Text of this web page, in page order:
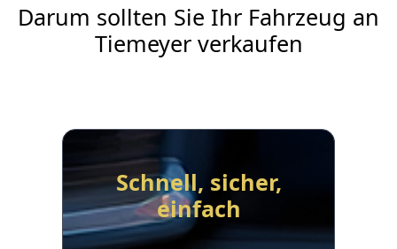
Darum sollten Sie Ihr Fahrzeug an
Tiemeyer verkaufen
Schnell, sicher,
einfach